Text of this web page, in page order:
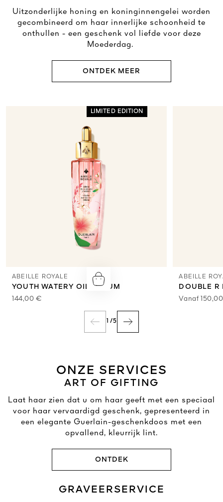
Uitzonderlijke honing en koninginnengelei worden
gecombineerd om haar innerlijke schoonheid te
onthullen - een geschenk vol liefde voor deze
Moederdag.
ONTDEK MEER
LIMITED EDITION
ABEILLE ROYALE
YOUTH WATERY OIL SERUM
144,00 €
ABEILLE
DOUBLE R
Vanaf
/5
ART OF GIFTING
Laat haar zien dat u om haar geeft met een speciaal
voor haar vervaardigd geschenk, gepresenteerd in
een elegante Guerlain-geschenkdoos met een
opvallend, kleurrijk lint.
ONTDEK
GRAVEERSERVICE
ONZE SERVICES